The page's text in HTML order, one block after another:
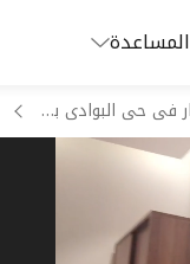
المساعدة
شقق للايجار فى حى البوادى بجدة